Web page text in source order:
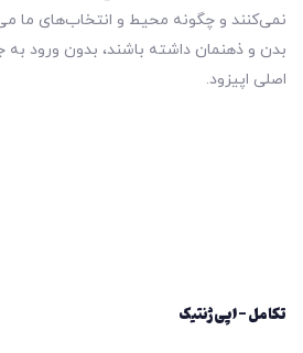
نمی‌کنند و چگونه محیط و انتخاب‌های ما
بدن و ذهنمان داشته باشند، بدون ورود به
اصلی اپیزود.
تکامل - اپی‌ژنتیک